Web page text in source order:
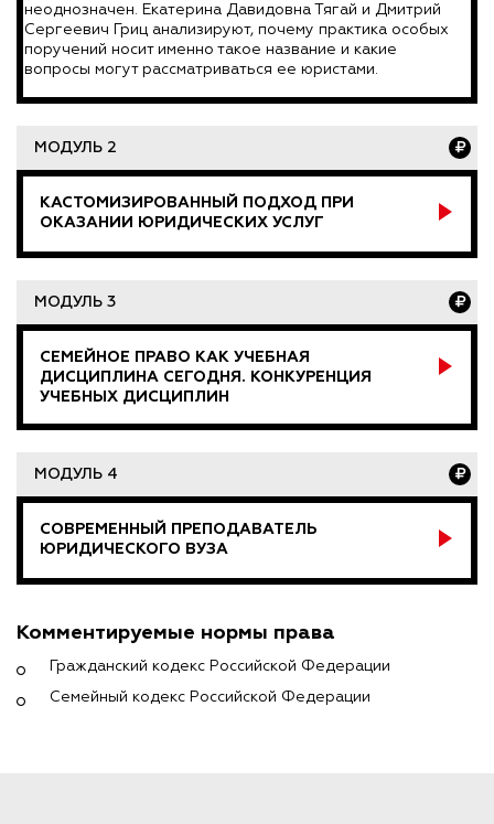
неоднозначен. Екатерина Давидовна Тягай и Дмитрий
Сергеевич Гриц анализируют, почему практика особых
поручений носит именно такое название и какие
вопросы могут рассматриваться ее юристами.
МОДУЛЬ 2
КАСТОМИЗИРОВАННЫЙ ПОДХОД ПРИ
ОКАЗАНИИ ЮРИДИЧЕСКИХ УСЛУГ
МОДУЛЬ 3
СЕМЕЙНОЕ ПРАВО КАК УЧЕБНАЯ
ДИСЦИПЛИНА СЕГОДНЯ. КОНКУРЕНЦИЯ
УЧЕБНЫХ ДИСЦИПЛИН
МОДУЛЬ 4
СОВРЕМЕННЫЙ ПРЕПОДАВАТЕЛЬ
ЮРИДИЧЕСКОГО ВУЗА
Комментируемые нормы права
Гражданский кодекс Российской Федерации
Семейный кодекс Российской Федерации